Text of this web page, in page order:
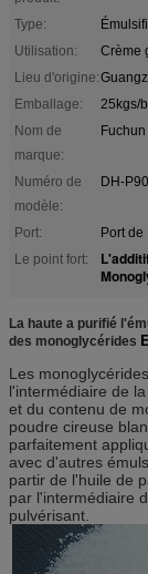
Type:
Utilisation:
Crème
Lieu d'origine:
Emballage:
25kgs/
Nom de
marque:
Fuchun
Numéro de
modèle:
DH-
Port:
Port de
Le point fort:
La haute a purifié
des monoglycérides
Les
l'intermédiaire de
et du contenu de
poudre cireuse
parfaitement
avec d'autres
partir de l'huile de
par l'intermédiaire
pulvérisant.